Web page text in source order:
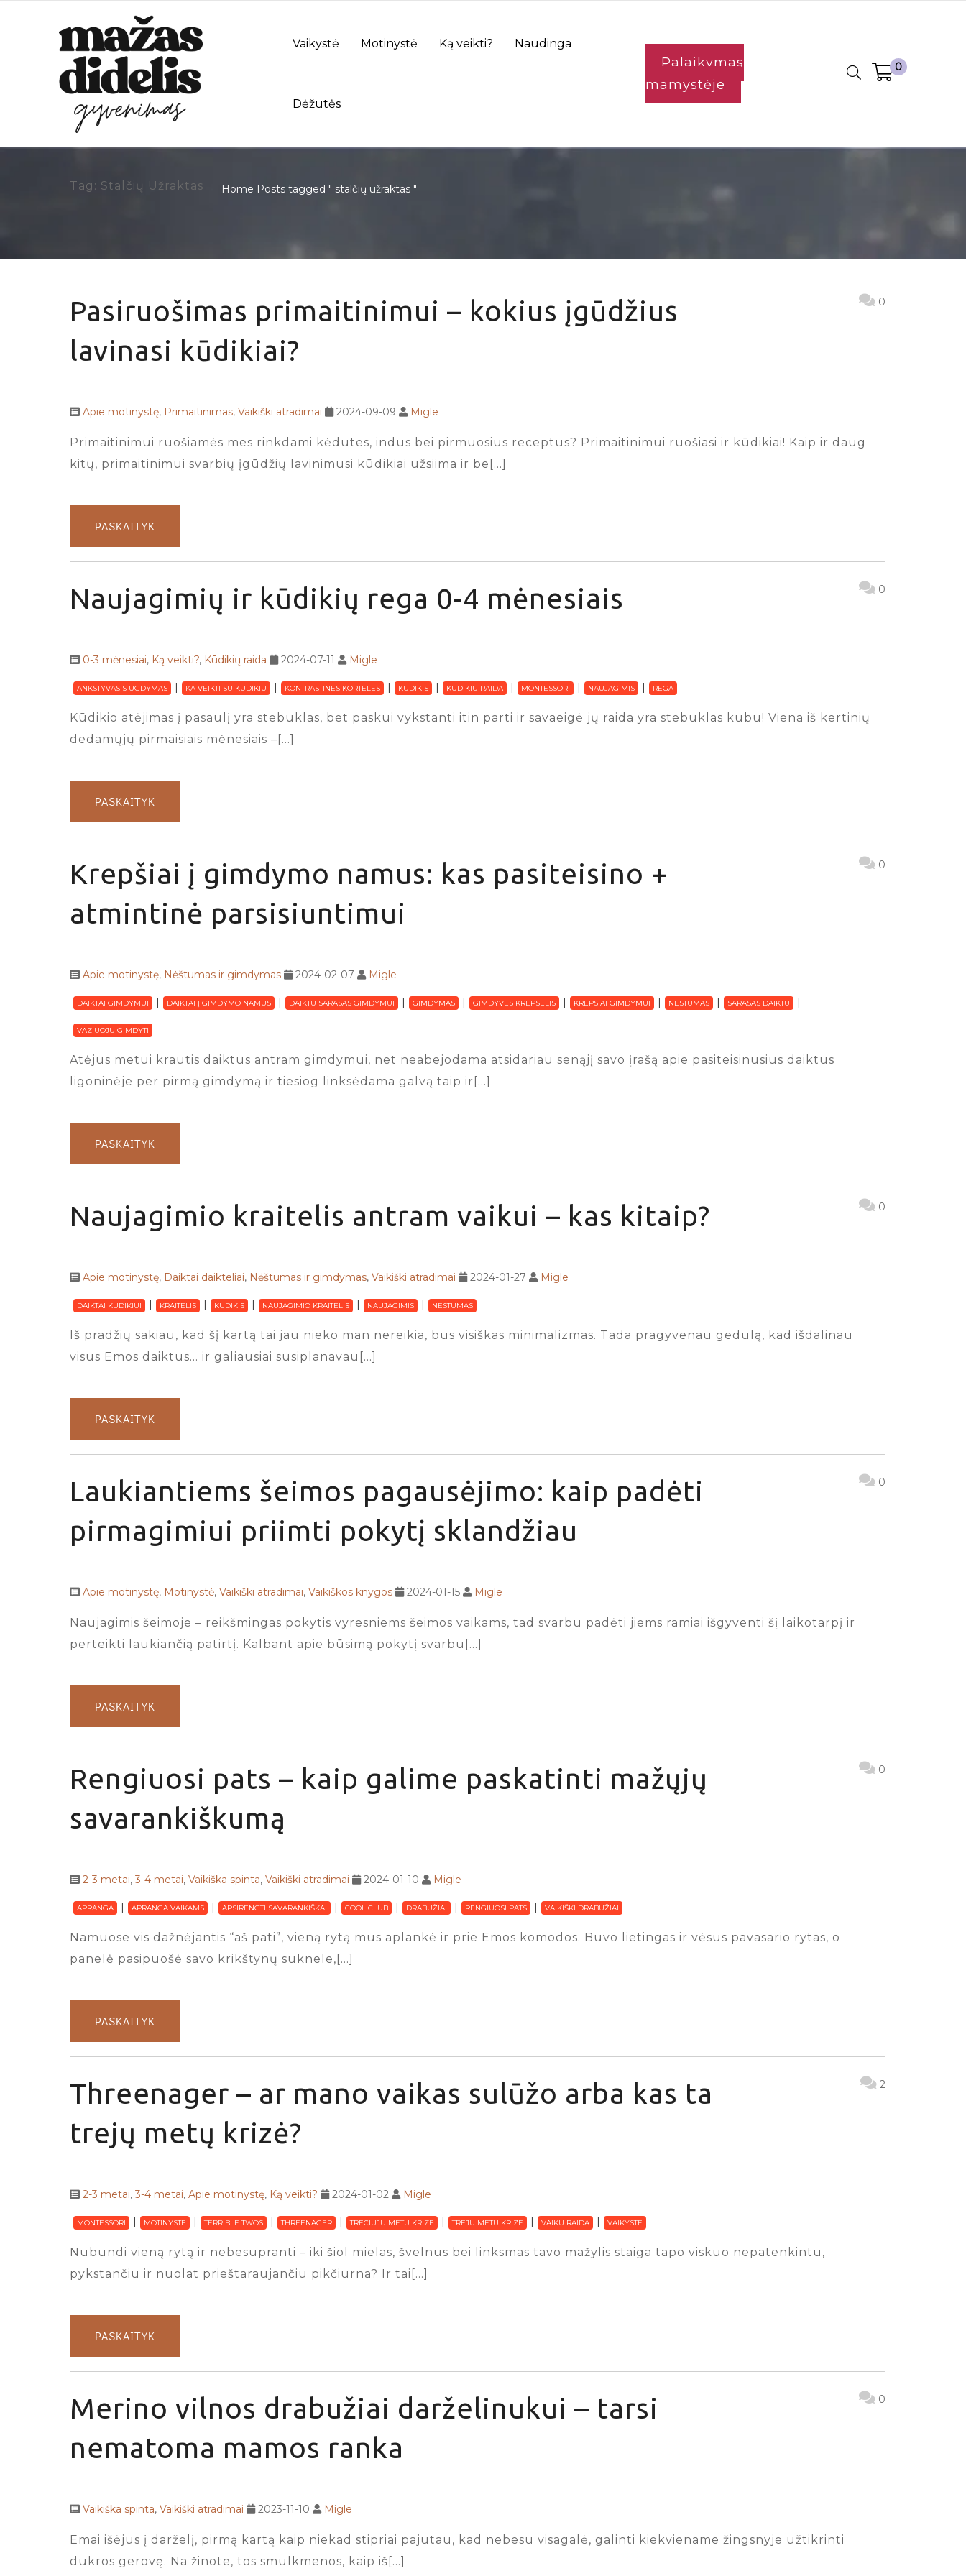
Vaikystė Motinystė Ką veikti? Naudinga
Dėžutės
Palaikymas
mamystėje
0
Tag: Stalčių Užraktas Home Posts tagged " stalčių užraktas "
Pasiruošimas primaitinimui – kokius įgūdžius
lavinasi kūdikiai?
0
Apie motinystę, Primaitinimas, Vaikiški atradimai 2024-09-09 Migle
Primaitinimui ruošiamės mes rinkdami kėdutes, indus bei pirmuosius receptus? Primaitinimui ruošiasi ir kūdikiai! Kaip ir daug
kitų, primaitinimui svarbių įgūdžių lavinimusi kūdikiai užsiima ir be[…]
PASKAITYK
Naujagimių ir kūdikių rega 0-4 mėnesiais 0
0-3 mėnesiai, Ką veikti?, Kūdikių raida 2024-07-11 Migle
ANKSTYVASIS UGDYMAS KA VEIKTI SU KUDIKIU KONTRASTINES KORTELES KUDIKIS KUDIKIU RAIDA MONTESSORI NAUJAGIMIS REGA
Kūdikio atėjimas į pasaulį yra stebuklas, bet paskui vykstanti itin parti ir savaeigė jų raida yra stebuklas kubu! Viena iš kertinių
dedamųjų pirmaisiais mėnesiais –[…]
PASKAITYK
Krepšiai į gimdymo namus: kas pasiteisino +
atmintinė parsisiuntimui
0
Apie motinystę, Nėštumas ir gimdymas 2024-02-07 Migle
DAIKTAI GIMDYMUI DAIKTAI Į GIMDYMO NAMUS DAIKTU SARASAS GIMDYMUI GIMDYMAS GIMDYVES KREPSELIS KREPSIAI GIMDYMUI NESTUMAS SARASAS DAIKTU
VAZIUOJU GIMDYTI
Atėjus metui krautis daiktus antram gimdymui, net neabejodama atsidariau senąjį savo įrašą apie pasiteisinusius daiktus
ligoninėje per pirmą gimdymą ir tiesiog linksėdama galvą taip ir[…]
PASKAITYK
Naujagimio kraitelis antram vaikui – kas kitaip? 0
Apie motinystę, Daiktai daikteliai, Nėštumas ir gimdymas, Vaikiški atradimai 2024-01-27 Migle
DAIKTAI KUDIKIUI KRAITELIS KUDIKIS NAUJAGIMIO KRAITELIS NAUJAGIMIS NESTUMAS
Iš pradžių sakiau, kad šį kartą tai jau nieko man nereikia, bus visiškas minimalizmas. Tada pragyvenau gedulą, kad išdalinau
visus Emos daiktus… ir galiausiai susiplanavau[…]
PASKAITYK
Laukiantiems šeimos pagausėjimo: kaip padėti
pirmagimiui priimti pokytį sklandžiau
0
Apie motinystę, Motinystė, Vaikiški atradimai, Vaikiškos knygos 2024-01-15 Migle
Naujagimis šeimoje – reikšmingas pokytis vyresniems šeimos vaikams, tad svarbu padėti jiems ramiai išgyventi šį laikotarpį ir
perteikti laukiančią patirtį. Kalbant apie būsimą pokytį svarbu[…]
PASKAITYK
Rengiuosi pats – kaip galime paskatinti mažųjų
savarankiškumą
0
2-3 metai, 3-4 metai, Vaikiška spinta, Vaikiški atradimai 2024-01-10 Migle
APRANGA APRANGA VAIKAMS APSIRENGTI SAVARANKIŠKAI COOL CLUB DRABUŽIAI RENGIUOSI PATS VAIKIŠKI DRABUŽIAI
Namuose vis dažnėjantis “aš pati”, vieną rytą mus aplankė ir prie Emos komodos. Buvo lietingas ir vėsus pavasario rytas, o
panelė pasipuošė savo krikštynų suknele,[…]
PASKAITYK
Threenager – ar mano vaikas sulūžo arba kas ta
trejų metų krizė?
2
2-3 metai, 3-4 metai, Apie motinystę, Ką veikti? 2024-01-02 Migle
MONTESSORI MOTINYSTE TERRIBLE TWOS THREENAGER TRECIUJU METU KRIZE TREJU METU KRIZE VAIKU RAIDA VAIKYSTE
Nubundi vieną rytą ir nebesupranti – iki šiol mielas, švelnus bei linksmas tavo mažylis staiga tapo viskuo nepatenkintu,
pykstančiu ir nuolat prieštaraujančiu pikčiurna? Ir tai[…]
PASKAITYK
Merino vilnos drabužiai darželinukui – tarsi
nematoma mamos ranka
0
Vaikiška spinta, Vaikiški atradimai 2023-11-10 Migle
Emai išėjus į darželį, pirmą kartą kaip niekad stipriai pajutau, kad nebesu visagalė, galinti kiekviename žingsnyje užtikrinti
dukros gerovę. Na žinote, tos smulkmenos, kaip iš[…]